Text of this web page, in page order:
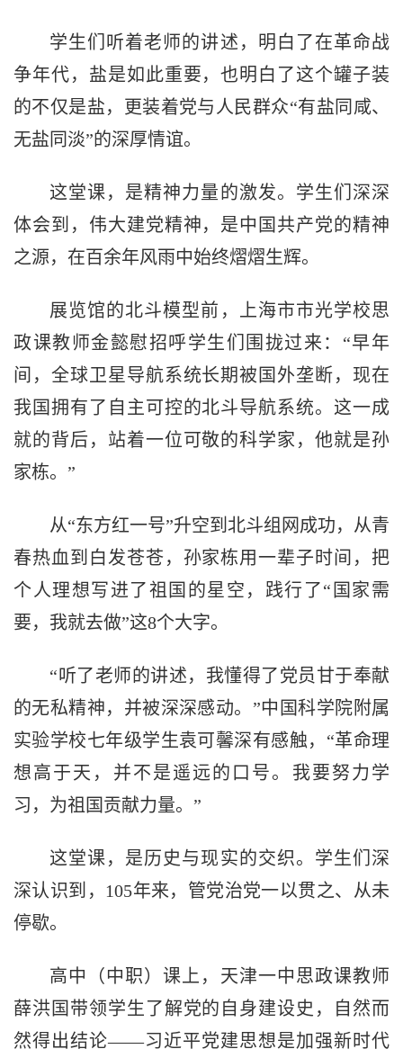
学生们听着老师的讲述，明白了在革命战
争年代，盐是如此重要，也明白了这个罐子装
的不仅是盐，更装着党与人民群众“有盐同咸、
无盐同淡”的深厚情谊。
这堂课，是精神力量的激发。学生们深深
体会到，伟大建党精神，是中国共产党的精神
之源，在百余年风雨中始终熠熠生辉。
展览馆的北斗模型前，上海市市光学校思
政课教师金懿慰招呼学生们围拢过来：“早年
间，全球卫星导航系统长期被国外垄断，现在
我国拥有了自主可控的北斗导航系统。这一成
就的背后，站着一位可敬的科学家，他就是孙
家栋。”
从“东方红一号”升空到北斗组网成功，从青
春热血到白发苍苍，孙家栋用一辈子时间，把
个人理想写进了祖国的星空，践行了“国家需
要，我就去做”这8个大字。
“听了老师的讲述，我懂得了党员甘于奉献
的无私精神，并被深深感动。”中国科学院附属
实验学校七年级学生袁可馨深有感触，“革命理
想高于天，并不是遥远的口号。我要努力学
习，为祖国贡献力量。”
这堂课，是历史与现实的交织。学生们深
深认识到，105年来，管党治党一以贯之、从未
停歇。
高中（中职）课上，天津一中思政课教师
薛洪国带领学生了解党的自身建设史，自然而
然得出结论——习近平党建思想是加强新时代